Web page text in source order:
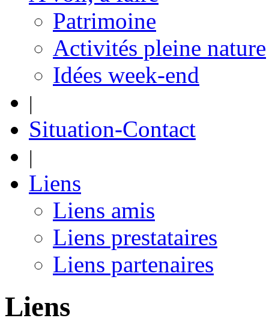
Patrimoine
Activités pleine nature
Idées week-end
|
Situation-Contact
|
Liens
Liens amis
Liens prestataires
Liens partenaires
Liens